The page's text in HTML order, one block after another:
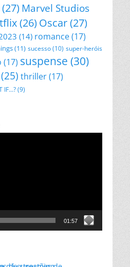
(27) Marvel Studios
(26) Oscar(27)
(14) romance(17)
(11) sucesso(10) super-heróis
(17) suspense (30)
(25) thriller(17)
IF...? (9)
01:57